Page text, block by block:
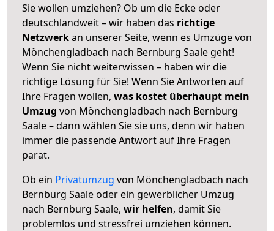
Sie wollen umziehen? Ob um die Ecke oder
deutschlandweit – wir haben das richtige
Netzwerkan unserer Seite, wenn es Umzüge von
Mönchengladbach nach Bernburg Saale geht!
Wenn Sie nicht weiterwissen – haben wir die
richtige Lösung für Sie! Wenn Sie Antworten auf
Ihre Fragen wollen, was kostet überhaupt mein
Umzug von Mönchengladbach nach Bernburg
Saale – dann wählen Sie sie uns, denn wir haben
immer die passende Antwort auf Ihre Fragen
parat.
Ob ein Privatumzug von Mönchengladbach nach
Bernburg Saale oder ein gewerblicher Umzug
nach Bernburg Saale, wir helfen, damit Sie
problemlos und stressfrei umziehen können.